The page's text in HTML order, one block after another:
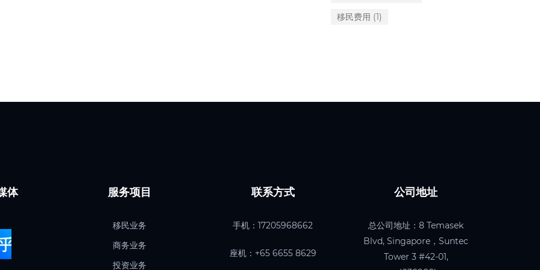
移民费用 (1)
体 服务项目
移民业务
商务业务
投资业务
联系方式
手机：17205968662
座机：+65 6655 8629
公司地址
总公司地址：8 Temasek
Blvd, Singapore，Suntec
Tower 3 #42-01,